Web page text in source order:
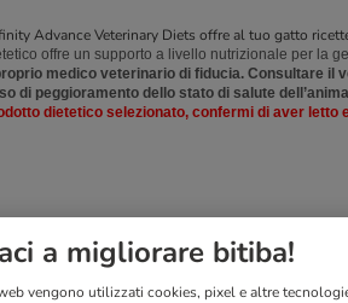
Advance Veterinary Diets offre al tuo gatto
offre un supporto a livello nutrizionale per la
medico veterinario di fiducia. Consultare il
di peggioramento dello stato di salute
dietetico selezionato, confermi di aver letto
a migliorare bitiba!
vengono utilizzati cookies, pixel e altre